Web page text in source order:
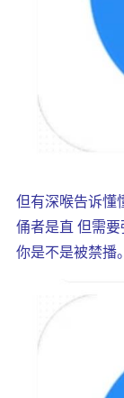
但有深喉告诉懂
俑者是直 但需
你是不是被禁播。